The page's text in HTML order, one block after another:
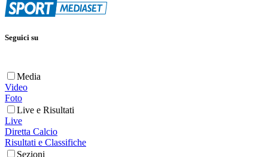
Seguici su
Media
Video
Foto
Live e Risultati
Live
Diretta Calcio
Risultati e Classifiche
Sezioni